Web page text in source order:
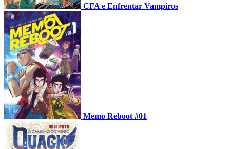
CFA e Enfrentar Vampiros
Memo Reboot #01